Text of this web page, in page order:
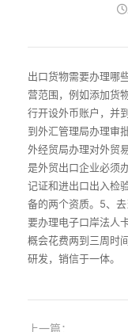
出口货物需要办理哪
营范围，例如添加货
行开设外币账户，并
到外汇管理局办理审
外经贸局办理对外贸
是外贸出口企业必须
记证和进出口出入检
备的两个资质。5、
要办理电子口岸法人
概会花费两到三周时
研发，销信于一体。
上一篇：